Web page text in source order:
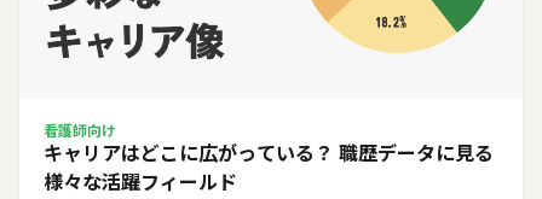
看護師向け
キャリアはどこに広がっている？ 職歴データに見る
様々な活躍フィールド